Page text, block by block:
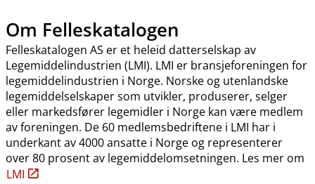
Om Felleskatalogen
Felleskatalogen AS er et heleid datterselskap av
Legemiddelindustrien (LMI). LMI er bransjeforeningen for
legemiddelindustrien i Norge. Norske og utenlandske
legemiddelselskaper som utvikler, produserer, selger
eller markedsfører legemidler i Norge kan være medlem
av foreningen. De 60 medlemsbedriftene i LMI har i
underkant av 4000 ansatte i Norge og representerer
over 80 prosent av legemiddelomsetningen. Les mer om
LMI